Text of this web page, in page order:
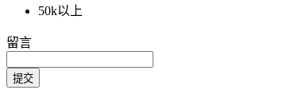
50k以上
留言